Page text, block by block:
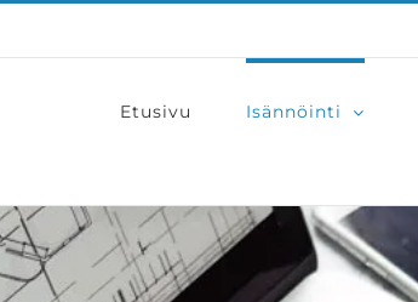
Etusivu Isännöinti